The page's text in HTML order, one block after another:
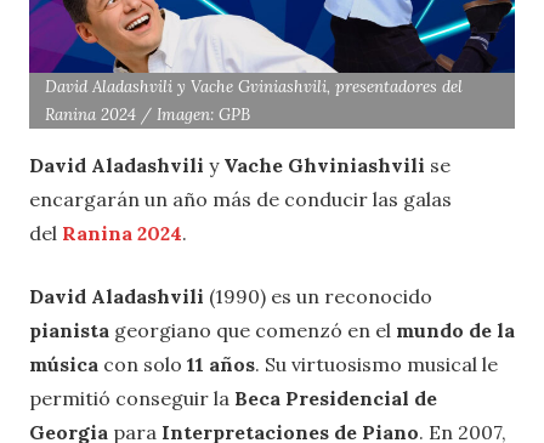
David Aladashvili y Vache Gviniashvili, presentadores del
Ranina 2024 / Imagen: GPB
David Aladashvili y Vache Ghviniashvili se
encargarán un año más de conducir las galas
del Ranina 2024.
David Aladashvili (1990) es un reconocido
pianista georgiano que comenzó en el mundo de la
música con solo 11 años. Su virtuosismo musical le
permitió conseguir la Beca Presidencial de
Georgia para Interpretaciones de Piano. En 2007,